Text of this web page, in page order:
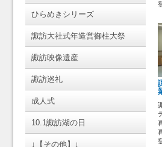
ひらめきシリーズ
諏訪大社式年造営御柱大祭
諏訪映像遺産
諏訪巡礼
成人式
10.1諏訪湖の日
↓【その他】↓